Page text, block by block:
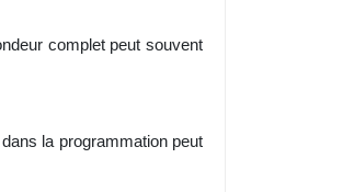
complet peut souvent
la programmation peut